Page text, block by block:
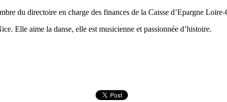
du directoire en charge des finances de la Caisse d’Epargne Loire-
Elle aime la danse, elle est musicienne et passionnée d’histoire.